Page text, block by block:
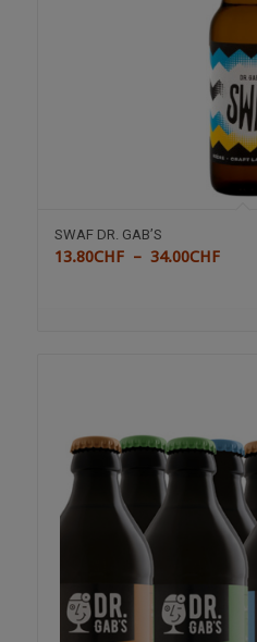
SWAF DR. GAB’S
13.80CHF – 34.00CHFPlage